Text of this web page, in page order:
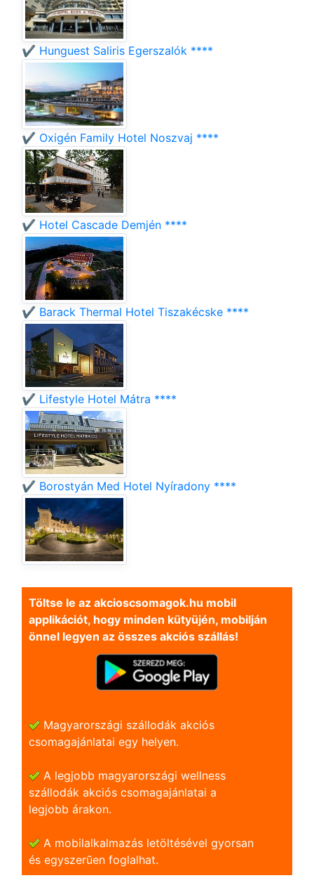
✔️ Hunguest Saliris Egerszalók ****
✔️ Oxigén Family Hotel Noszvaj ****
✔️ Hotel Cascade Demjén ****
✔️ Barack Thermal Hotel Tiszakécske ****
✔️ Lifestyle Hotel Mátra ****
✔️ Borostyán Med Hotel Nyíradony ****
Töltse le az akcioscsomagok.hu mobil
applikációt, hogy minden kütyüjén, mobilján
önnel legyen az összes akciós szállás!
Magyarországi szállodák akciós
csomagajánlatai egy helyen.
A legjobb magyarországi wellness
szállodák akciós csomagajánlatai a
legjobb árakon.
A mobilalkalmazás letöltésével gyorsan
és egyszerũen foglalhat.